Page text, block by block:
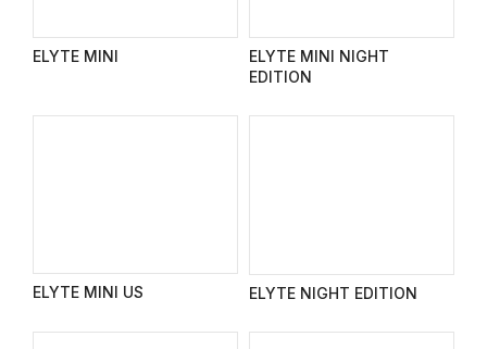
ELYTE MINI
ELYTE MINI NIGHT
EDITION
ELYTE MINI US ELYTE NIGHT EDITION